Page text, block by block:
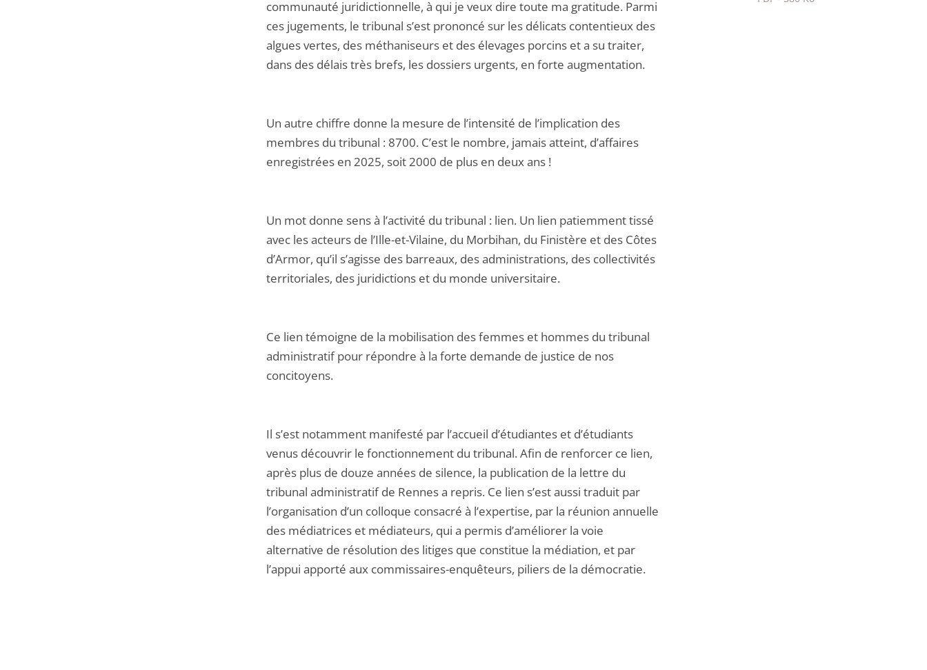
communauté juridictionnelle, à qui je veux dire toute ma gratitude. Parmi
ces jugements, le tribunal s’est prononcé sur les délicats contentieux des
algues vertes, des méthaniseurs et des élevages porcins et a su traiter,
dans des délais très brefs, les dossiers urgents, en forte augmentation.
Un autre chiffre donne la mesure de l’intensité de l’implication des
membres du tribunal : 8700. C’est le nombre, jamais atteint, d’affaires
enregistrées en 2025, soit 2000 de plus en deux ans !
Un mot donne sens à l’activité du tribunal : lien. Un lien patiemment tissé
avec les acteurs de l’Ille-et-Vilaine, du Morbihan, du Finistère et des Côtes
d’Armor, qu’il s’agisse des barreaux, des administrations, des collectivités
territoriales, des juridictions et du monde universitaire.
Ce lien témoigne de la mobilisation des femmes et hommes du tribunal
administratif pour répondre à la forte demande de justice de nos
concitoyens.
Il s’est notamment manifesté par l’accueil d’étudiantes et d’étudiants
venus découvrir le fonctionnement du tribunal. Afin de renforcer ce lien,
après plus de douze années de silence, la publication de la lettre du
tribunal administratif de Rennes a repris. Ce lien s’est aussi traduit par
l’organisation d’un colloque consacré à l’expertise, par la réunion annuelle
des médiatrices et médiateurs, qui a permis d’améliorer la voie
alternative de résolution des litiges que constitue la médiation, et par
l’appui apporté aux commissaires-enquêteurs, piliers de la démocratie.